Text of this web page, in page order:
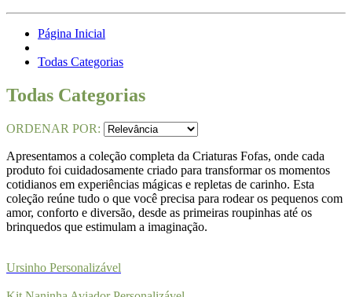
Página Inicial
Todas Categorias
Todas Categorias
ORDENAR POR:
Apresentamos a coleção completa da Criaturas Fofas, onde cada
produto foi cuidadosamente criado para transformar os momentos
cotidianos em experiências mágicas e repletas de carinho. Esta
coleção reúne tudo o que você precisa para rodear os pequenos com
amor, conforto e diversão, desde as primeiras roupinhas até os
brinquedos que estimulam a imaginação.
Ursinho Personalizável